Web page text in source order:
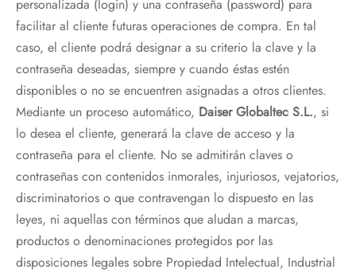
personalizada (login) y una contraseña (password) para
facilitar al cliente futuras operaciones de compra. En tal
caso, el cliente podrá designar a su criterio la clave y la
contraseña deseadas, siempre y cuando éstas estén
disponibles o no se encuentren asignadas a otros clientes.
Mediante un proceso automático, Daiser Globaltec S.L., si
lo desea el cliente, generará la clave de acceso y la
contraseña para el cliente. No se admitirán claves o
contraseñas con contenidos inmorales, injuriosos, vejatorios,
discriminatorios o que contravengan lo dispuesto en las
leyes, ni aquellas con términos que aludan a marcas,
productos o denominaciones protegidos por las
disposiciones legales sobre Propiedad Intelectual, Industrial